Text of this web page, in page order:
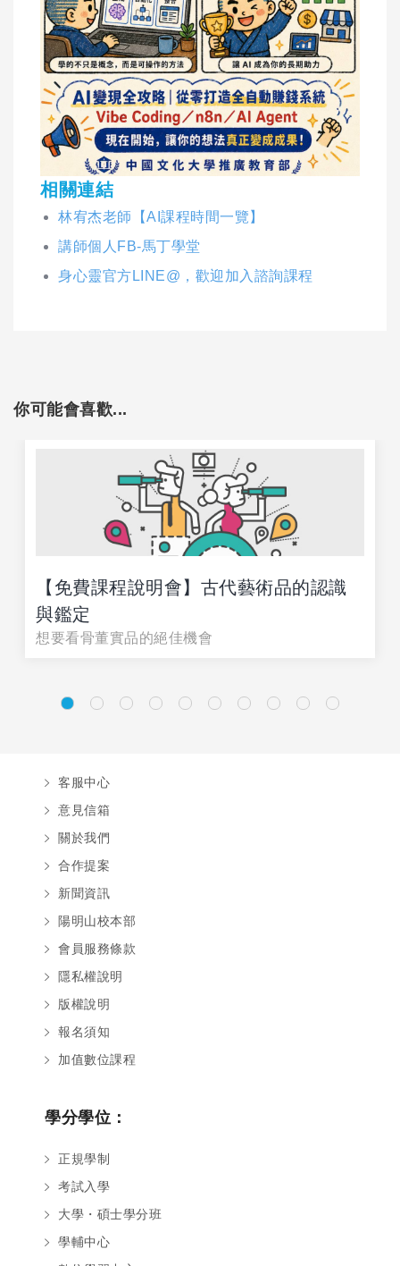
相關連結
林宥杰老師【AI課程時間一覽】
講師個人FB-馬丁學堂
身心靈官方LINE@，歡迎加入諮詢課程
你可能會喜歡...
【免費課程說明會】古代藝術品的認識
與鑑定
想要看骨董實品的絕佳機會
客服中心
意見信箱
關於我們
合作提案
新聞資訊
陽明山校本部
會員服務條款
隱私權說明
版權說明
報名須知
加值數位課程
學分學位：
正規學制
考試入學
大學・碩士學分班
學輔中心